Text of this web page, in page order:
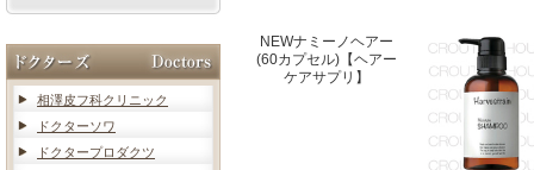
相澤皮フ科クリニック
ドクターソワ
ドクタープロダクツ
NEWナミーノヘアー
(60カプセル)【ヘアー
ケアサプリ】